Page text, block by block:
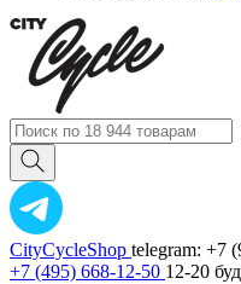
CityCycleShop telegram: +7
+7 (495) 668-12-50 12-20